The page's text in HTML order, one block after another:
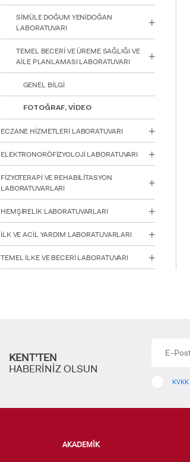
SİMÜLE DOĞUM YENİDOĞAN
LABORATUVARI
TEMEL BECERİ VE ÜREME SAĞLIĞI VE
AİLE PLANLAMASI LABORATUVARI
GENEL BİLGİ
FOTOĞRAF, VİDEO
ECZANE HİZMETLERİ LABORATUVARI
ELEKTRONORÖFİZYOLOJİ LABORATUVARI
FİZYOTERAPİ VE REHABİLİTASYON
LABORATUVARLARI
HEMŞİRELİK LABORATUVARLARI
İLK VE ACİL YARDIM LABORATUVARLARI
TEMEL İLKE VE BECERİ LABORATUVARI
KENT’TEN
HABERİNİZ OLSUN
KVKK
AKADEMİK